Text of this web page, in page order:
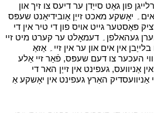
פון גאָט סייַדן ער דיעס צו זיך און
אים۔ יאָשקע מאכט זייַן אָובידיאַנט שעפּס
פּאַסטער גייט אויס פון די טיר אין די
געהאלפן۔ דעמאָלט ער קערט מיט זיי
אין אים און ער אין זיי۔ אַזאַ
העכער צו דעם שעפּס, פֿאַר זיי אַלע
אַניוועס, געפינט אין זייַן האר די
אַניוועסדיק האַרץ געפינט אין יאָשקע אַ